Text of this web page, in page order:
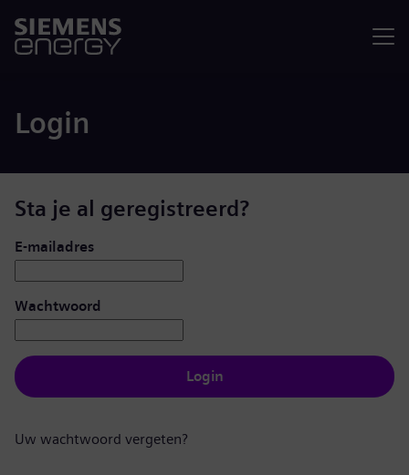
Login
Sta je al geregistreerd?
Inloggen: gebruiker en wachtwoord
E-mailadres
Wachtwoord
Login
Uw wachtwoord vergeten?